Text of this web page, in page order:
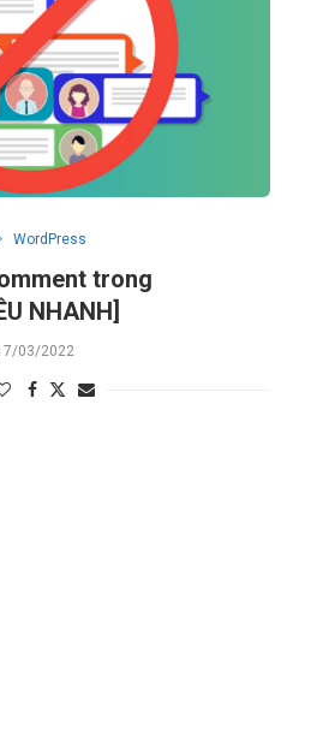
WordPress
trong
NHANH]
03/2022